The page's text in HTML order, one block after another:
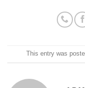
This entry was